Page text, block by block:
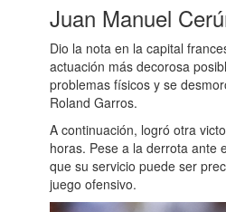
Juan Manuel
Dio la nota en la capital
actuación más decorosa
problemas físicos y se
Roland Garros.
A continuación, logró otra
horas. Pese a la derrota ante
que su servicio puede ser
juego ofensivo.